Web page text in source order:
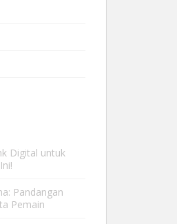
Digital untuk
Pandangan
Pemain